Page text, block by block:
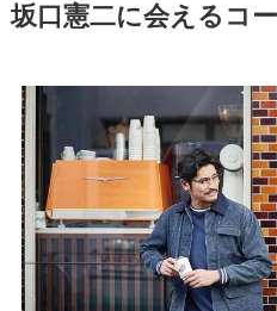
坂口憲二に会えるコ